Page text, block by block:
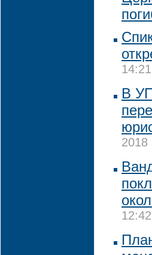
14:21
В
2018
12:42